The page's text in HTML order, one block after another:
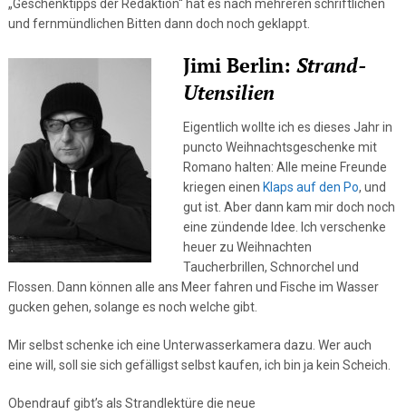
„Geschenktipps der Redaktion“ hat es nach mehreren schriftlichen
und fernmündlichen Bitten dann doch noch geklappt.
Jimi Berlin: Strand-
Utensilien
Eigentlich wollte ich es dieses Jahr in
puncto Weihnachtsgeschenke mit
Romano halten: Alle meine Freunde
kriegen einen Klaps auf den Po, und
gut ist. Aber dann kam mir doch noch
eine zündende Idee. Ich verschenke
heuer zu Weihnachten
Taucherbrillen, Schnorchel und
Flossen. Dann können alle ans Meer fahren und Fische im Wasser
gucken gehen, solange es noch welche gibt.
Mir selbst schenke ich eine Unterwasserkamera dazu. Wer auch
eine will, soll sie sich gefälligst selbst kaufen, ich bin ja kein Scheich.
Obendrauf gibt’s als Strandlektüre die neue